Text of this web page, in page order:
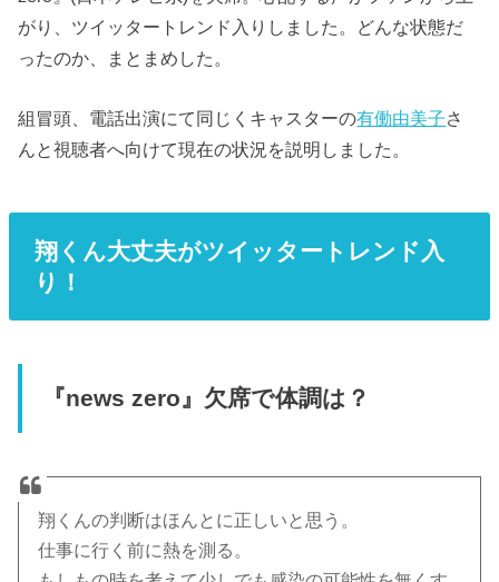
がり、ツイッタートレンド入りしました。どんな状態だ
ったのか、まとまめした。
組冒頭、電話出演にて同じくキャスターの有働由美子さ
んと視聴者へ向けて現在の状況を説明しました。
翔くん大丈夫がツイッタートレンド入
り！
『news zero』欠席で体調は？
翔くんの判断はほんとに正しいと思う。
仕事に行く前に熱を測る。